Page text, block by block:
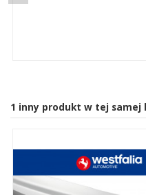
1 inny produkt w tej samej